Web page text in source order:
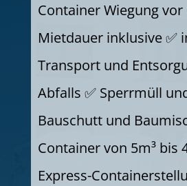
Container Wiegung vor
Mietdauer inklusive ✅
Transport und
Abfalls ✅ Sperrmüll
Bauschutt und
Container von 5m³ bis
Express-